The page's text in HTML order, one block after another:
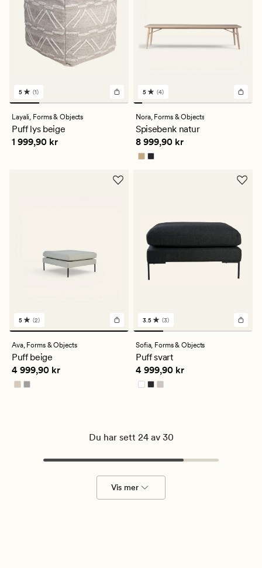
1
anmeldelser
med
en
gjennomsnittlig
vurdering
5 (1)
Layali, Forms & Objects
Puff lys beige
Pris 1 999,90 kr
1 999,90 kr
4
anmeldelser
med
en
gjennomsnittlig
vurdering
på
5
5 (4)
Nora, Forms & Objects
Spisebenk natur
Pris 8 999,90 kr
8 999,90 kr
2
anmeldelser
med
en
gjennomsnittlig
vurdering
på
5
5 (2)
Ava, Forms & Objects
Puff beige
Pris 4 999,90 kr
4 999,90 kr
3
anmeldelser
med
en
gjennomsnittlig
vurdering
på
3.5
3.5 (3)
Sofia, Forms & Objects
Puff svart
Pris 4 999,90 kr
4 999,90 kr
Du har sett 24 av 30
Vis mer